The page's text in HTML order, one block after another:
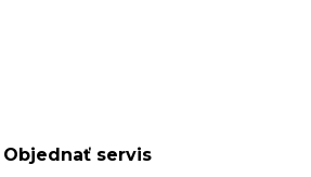
Objednať servis